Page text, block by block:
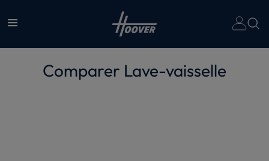
Comparer Lave-vaisselle